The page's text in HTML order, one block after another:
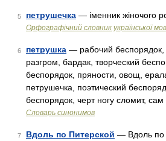
5 петрушечка — іменник жіночого
Орфографічний словник української
6 петрушка — рабочий беспорядок,
разгром, бардак, творческий
беспорядок, пряности, овощ,
петрушечка, поэтический
беспорядок, черт ногу сломит, сам
Словарь синонимов
7 Вдоль по Питерской — Вдоль по